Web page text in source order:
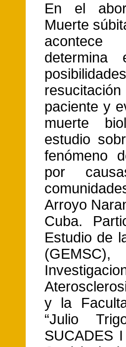
En el
Muerte
paciente y
muerte
estudio
fenómeno
por
Arroyo
Cuba.
Estudio de
y la
“Julio
SUCADES